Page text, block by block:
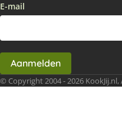
E-mail
Aanmelden
© Copyright 2004 - 2026